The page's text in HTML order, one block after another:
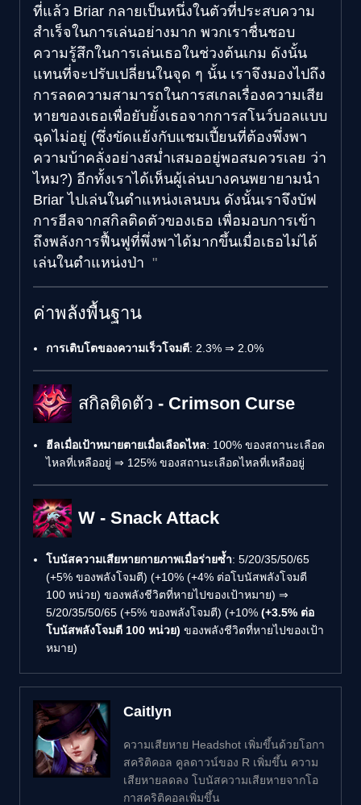
ที่แล้ว Briar กลายเป็นหนึ่งในตัวที่ประสบความ
สำเร็จในการเล่นอย่างมาก พวกเราชื่นชอบ
ความรู้สึกในการเล่นเธอในช่วงต้นเกม ดังนั้น
แทนที่จะปรับเปลี่ยนในจุด ๆ นั้น เราจึงมองไปถึง
การลดความสามารถในการสเกลเรื่องความเสีย
หายของเธอเพื่อยับยั้งเธอจากการสโนว์บอลแบบ
ฉุดไม่อยู่ (ซึ่งขัดแย้งกับแชมเปี้ยนที่ต้องพึ่งพา
ความบ้าคลั่งอย่างสม่ำเสมออยู่พอสมควรเลย ว่า
ไหม?) อีกทั้งเราได้เห็นผู้เล่นบางคนพยายามนำ
Briar ไปเล่นในตำแหน่งเลนบน ดังนั้นเราจึงบัฟ
การฮีลจากสกิลติดตัวของเธอ เพื่อมอบการเข้า
ถึงพลังการฟื้นฟูที่พึ่งพาได้มากขึ้นเมื่อเธอไม่ได้
เล่นในตำแหน่งป่า
ค่าพลังพื้นฐาน
การเติบโตของความเร็วโจมตี: 2.3% ⇒ 2.0%
สกิลติดตัว - Crimson Curse
ฮีลเมื่อเป้าหมายตายเมื่อเลือดไหล: 100% ของสถานะเลือด
ไหลที่เหลืออยู่ ⇒ 125% ของสถานะเลือดไหลที่เหลืออยู่
W - Snack Attack
โบนัสความเสียหายกายภาพเมื่อร่ายซ้ำ: 5/20/35/50/65
(+5% ของพลังโจมตี) (+10% (+4% ต่อโบนัสพลังโจมตี
100 หน่วย) ของพลังชีวิตที่หายไปของเป้าหมาย) ⇒
5/20/35/50/65 (+5% ของพลังโจมตี) (+10% (+3.5% ต่อ
โบนัสพลังโจมตี 100 หน่วย) ของพลังชีวิตที่หายไปของเป้า
หมาย)
Caitlyn
ความเสียหาย Headshot เพิ่มขึ้นด้วยโอกา
สคริติคอล คูลดาวน์ของ R เพิ่มขึ้น ความ
เสียหายลดลง โบนัสความเสียหายจากโอ
กาสคริติคอลเพิ่มขึ้น